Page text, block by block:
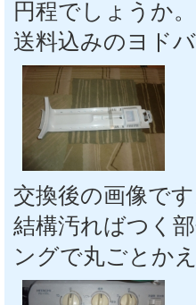
円程でしょうか。
送料込みのヨド
交換後の画像です
結構汚ればつく
ングで丸ごとか